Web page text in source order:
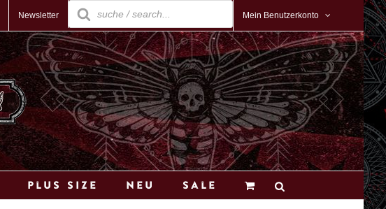
Newsletter
Products
search
Mein Benutzerkonto
Plus Size Neu Sale